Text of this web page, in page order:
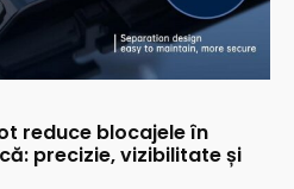
reduce blocajele în
precizie, vizibilitate și